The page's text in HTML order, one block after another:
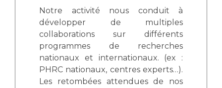
Notre activité nous conduit à
développer de multiples
collaborations sur différents
programmes de recherches
nationaux et internationaux. (ex :
PHRC nationaux, centres experts…).
Les retombées attendues de nos